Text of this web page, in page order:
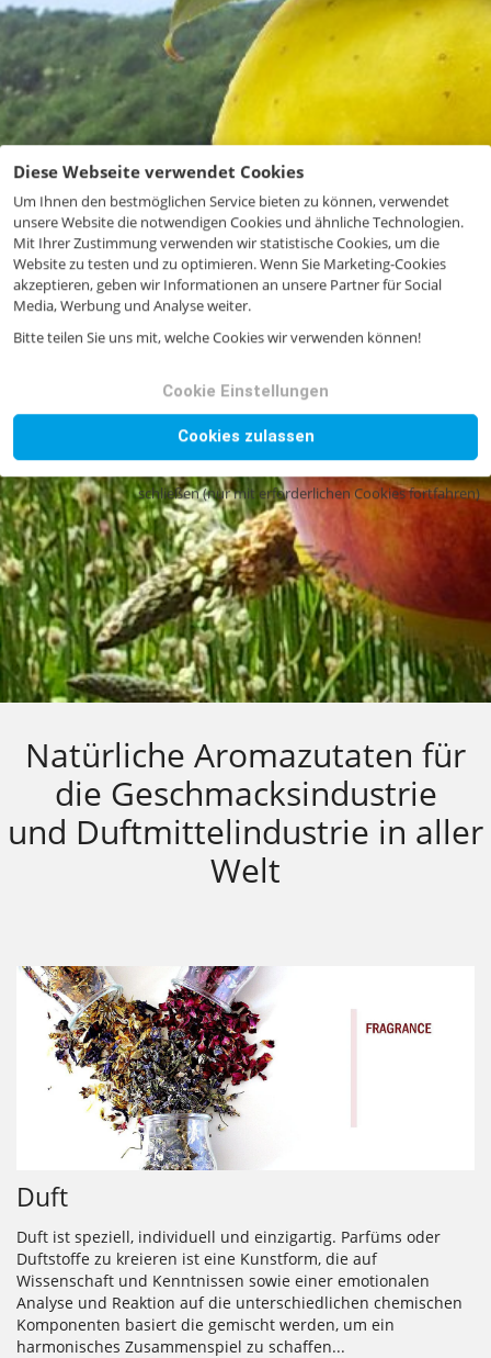
Diese Webseite verwendet Cookies
Um Ihnen den bestmöglichen Service bieten zu können, verwendet
unsere Website die notwendigen Cookies und ähnliche Technologien.
Mit Ihrer Zustimmung verwenden wir statistische Cookies, um die
Website zu testen und zu optimieren. Wenn Sie Marketing-Cookies
akzeptieren, geben wir Informationen an unsere Partner für Social
Media, Werbung und Analyse weiter.
Bitte teilen Sie uns mit, welche Cookies wir verwenden können!
Cookie Einstellungen
Cookies zulassen
schließen (nur mit erforderlichen Cookies fortfahren)
Natürliche Aromazutaten für
die Geschmacksindustrie
und Duftmittelindustrie in aller
Welt
Duft
Duft ist speziell, individuell und einzigartig. Parfüms oder
Duftstoffe zu kreieren ist eine Kunstform, die auf
Wissenschaft und Kenntnissen sowie einer emotionalen
Analyse und Reaktion auf die unterschiedlichen chemischen
Komponenten basiert die gemischt werden, um ein
harmonisches Zusammenspiel zu schaffen...